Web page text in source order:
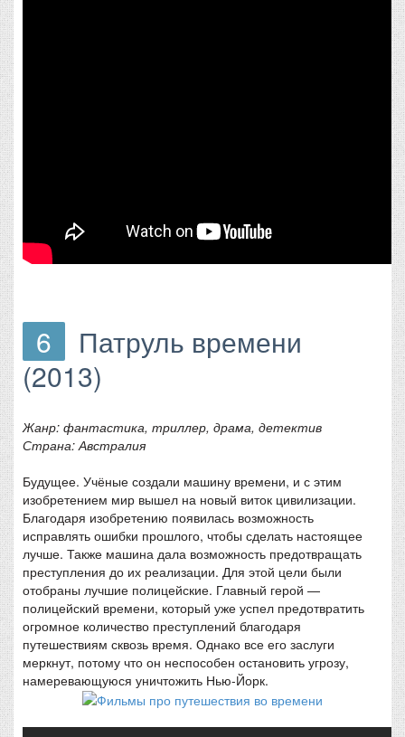
6
Патруль времени
(2013)
Жанр: фантастика, триллер, драма, детектив
Страна: Австралия
Будущее. Учёные создали машину времени, и с этим
изобретением мир вышел на новый виток цивилизации.
Благодаря изобретению появилась возможность
исправлять ошибки прошлого, чтобы сделать настоящее
лучше. Также машина дала возможность предотвращать
преступления до их реализации. Для этой цели были
отобраны лучшие полицейские. Главный герой —
полицейский времени, который уже успел предотвратить
огромное количество преступлений благодаря
путешествиям сквозь время. Однако все его заслуги
меркнут, потому что он неспособен остановить угрозу,
намеревающуюся уничтожить Нью-Йорк.